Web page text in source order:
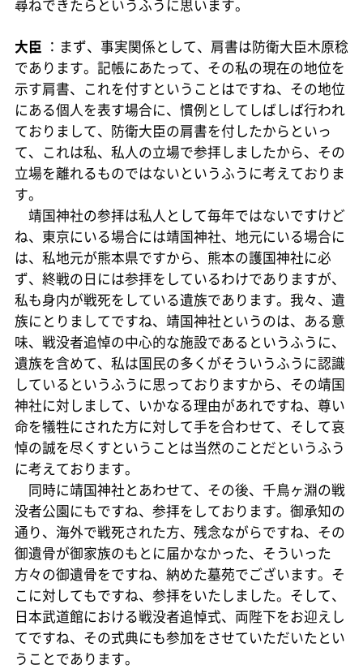
尋ねできたらというふうに思います。
大臣 ：まず、事実関係として、肩書は防衛大臣木原稔
であります。記帳にあたって、その私の現在の地位を
示す肩書、これを付すということはですね、その地位
にある個人を表す場合に、慣例としてしばしば行われ
ておりまして、防衛大臣の肩書を付したからといっ
て、これは私、私人の立場で参拝しましたから、その
立場を離れるものではないというふうに考えておりま
す。
靖国神社の参拝は私人として毎年ではないですけど
ね、東京にいる場合には靖国神社、地元にいる場合に
は、私地元が熊本県ですから、熊本の護国神社に必
ず、終戦の日には参拝をしているわけでありますが、
私も身内が戦死をしている遺族であります。我々、遺
族にとりましてですね、靖国神社というのは、ある意
味、戦没者追悼の中心的な施設であるというふうに、
遺族を含めて、私は国民の多くがそういうふうに認識
しているというふうに思っておりますから、その靖国
神社に対しまして、いかなる理由があれですね、尊い
命を犠牲にされた方に対して手を合わせて、そして哀
悼の誠を尽くすということは当然のことだというふう
に考えております。
同時に靖国神社とあわせて、その後、千鳥ヶ淵の戦
没者公園にもですね、参拝をしております。御承知の
通り、海外で戦死された方、残念ながらですね、その
御遺骨が御家族のもとに届かなかった、そういった
方々の御遺骨をですね、納めた墓苑でございます。そ
こに対してもですね、参拝をいたしました。そして、
日本武道館における戦没者追悼式、両陛下をお迎えし
てですね、その式典にも参加をさせていただいたとい
うことであります。